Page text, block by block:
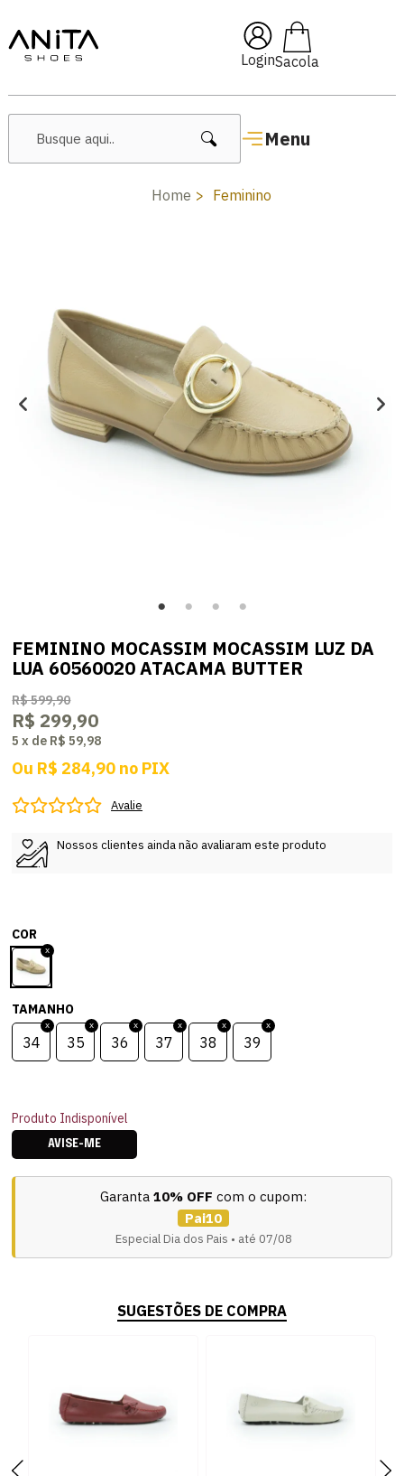
Login
Menu
Home Feminino
FEMININO MOCASSIM MOCASSIM LUZ DA
LUA 60560020 ATACAMA BUTTER
R$ 599,90
R$ 299,90
5 x de R$ 59,98
Ou R$ 284,90 no PIX
Avalie
Nossos clientes ainda não avaliaram este produto
COR
TAMANHO
34 35 36 37 38 39
Produto Indisponível
AVISE-ME
Garanta 10% OFF com o cupom:
Pai10
Especial Dia dos Pais • até 07/08
SUGESTÕES DE COMPRA